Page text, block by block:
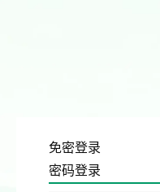
免密登录
密码登录